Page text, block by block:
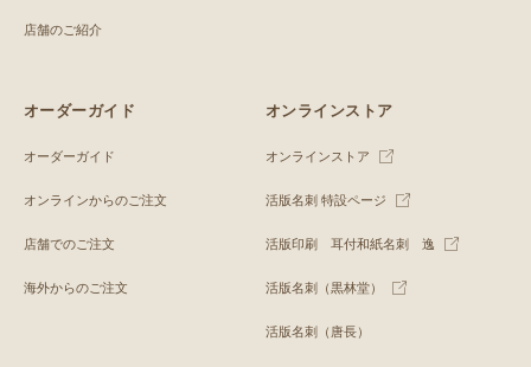
店舗のご紹介
オーダーガイド
オーダーガイド
オンラインからのご注文
店舗でのご注文
海外からのご注文
オンラインストア
オンラインストア
活版名刺 特設ページ
活版印刷 耳付和紙名刺 逸
活版名刺（黒林堂）
活版名刺（唐長）